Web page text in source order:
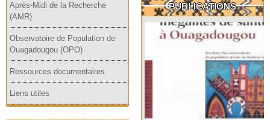
Après-Midi de la Recherche
(AMR)
Observatoire de Population de
Ouagadougou (OPO)
Ressources documentaires
Liens utiles
PUBLICATIONS